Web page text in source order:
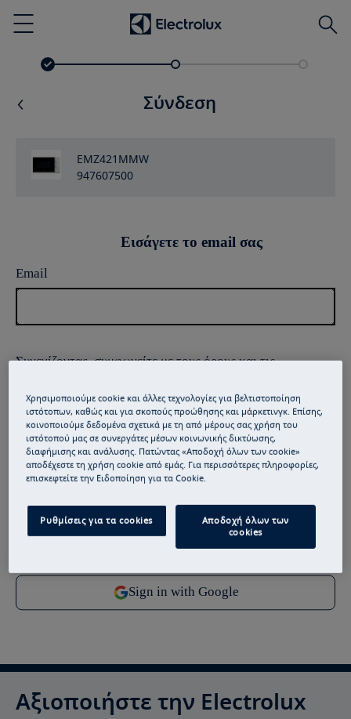
Menu
Σύνδεση
EMZ421MMW
947607500
Εισάγετε το email σας
Email
Συνεχίζοντας, συμφωνείτε με τουςόρους και τις
Για πληροφορίες σχετικά με τον τρόπο με τον οποίο
επεξεργαζόμαστε τα προσωπικά σας δεδομένα, ανατρέξτε
στη δήλωσηπροστασίας δεδομένων.
Αξιοποιήστε την Electrolux
Χρησιμοποιούμε cookie και άλλες τεχνολογίες για βελτιστοποίηση
ιστότοπων, καθώς και για σκοπούς προώθησης και μάρκετινγκ. Επίσης,
κοινοποιούμε δεδομένα σχετικά με τη από μέρους σας χρήση του
ιστότοπού μας σε συνεργάτες μέσων κοινωνικής δικτύωσης,
διαφήμισης και ανάλυσης. Πατώντας «Αποδοχή όλων των cookie»
αποδέχεστε τη χρήση cookie από εμάς. Για περισσότερες πληροφορίες,
επισκεφτείτε την Ειδοποίηση για τα Cookie.
Ρυθμίσεις για τα cookies
Αποδοχή όλων των
cookies